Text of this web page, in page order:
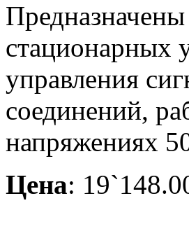
стационарных
управления
соединений,
напряжениях
Цена: